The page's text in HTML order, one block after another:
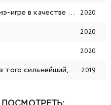
Моя реинкарнация в отомэ-игре в качестве главной злодейки 2020
2020
2020
Осторожный герой: и без того сильнейший, он слишком осторожен! 2019